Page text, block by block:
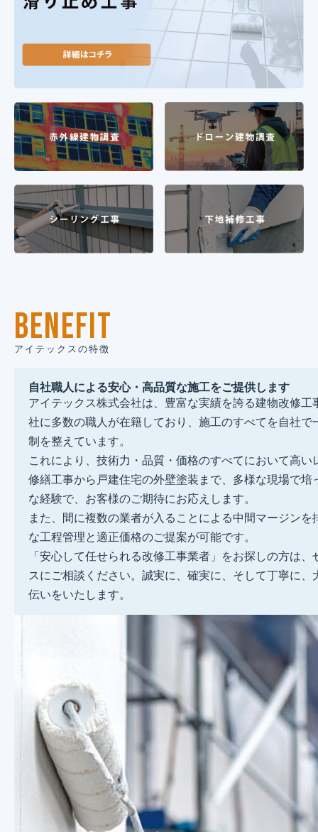
BENEFIT
アイテックスの特徴
自社職人による安心・高品質な施工をご提供します
アイテックス株式会社は、豊富な実績を誇る建物改修工
社に多数の職人が在籍しており、施工のすべてを自社で
制を整えています。
これにより、技術力・品質・価格のすべてにおいて高い
修繕工事から戸建住宅の外壁塗装まで、多様な現場で培
な経験で、お客様のご期待にお応えします。
また、間に複数の業者が入ることによる中間マージンを
な工程管理と適正価格のご提案が可能です。
「安心して任せられる改修工事業者」をお探しの方は
スにご相談ください。誠実に、確実に、そして丁寧に、
伝いをいたします。